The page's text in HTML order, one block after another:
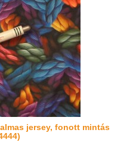
jersey, fonott mintás